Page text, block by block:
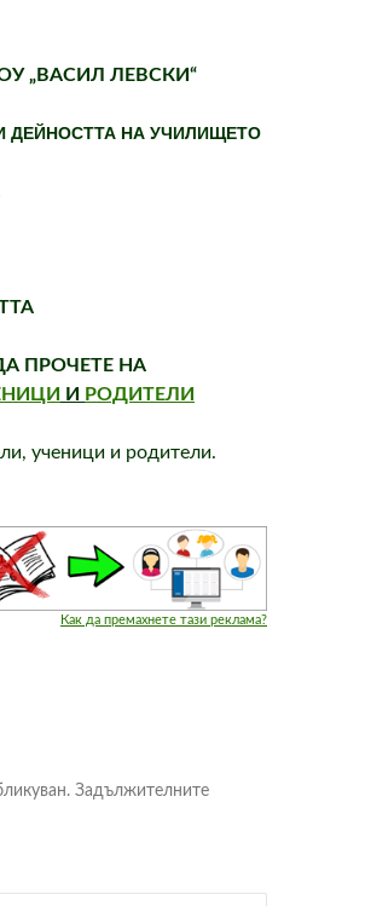
„ВАСИЛ ЛЕВСКИ“
ДЕЙНОСТТА НА УЧИЛИЩЕТО
ПРОЧЕТЕ НА
И РОДИТЕЛИ
ученици и родители.
Как да премахнете тази реклама?
Задължителните